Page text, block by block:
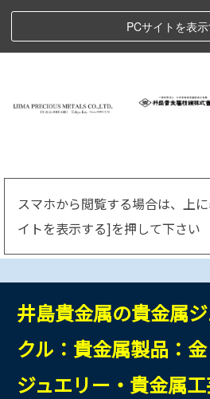
PCサイトを表
スマホから閲覧する場合は、上
イトを表示する]を押して下さい
井島貴金属の貴金属
クル：貴金属製品：
ジュエリー・貴金属